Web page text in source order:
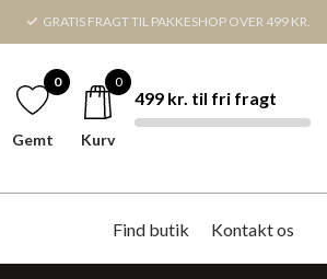
GRATIS FRAGT TIL PAKKESHOP OVER 499 KR.
0
Gemt
0
Kurv
499 kr. til fri fragt
Find butik Kontakt os